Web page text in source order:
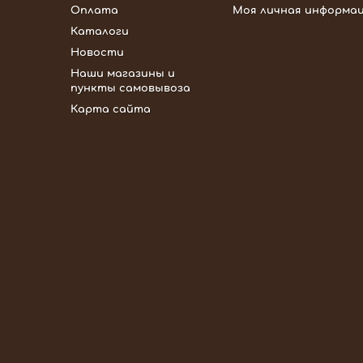
Оплата
Каталоги
Новости
Наши магазины и
пункты самовывоза
Карта сайта
Моя личная